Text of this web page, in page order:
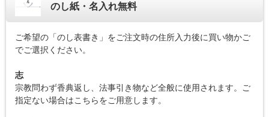
のし紙・名入れ無料
ご希望の「のし表書き」をご注文時の住所入力後に買い物かご
でご選択ください。
志
宗教問わず香典返し、法事引き物など全般に使用されます。ご
指定ない場合はこちらをご用意します。